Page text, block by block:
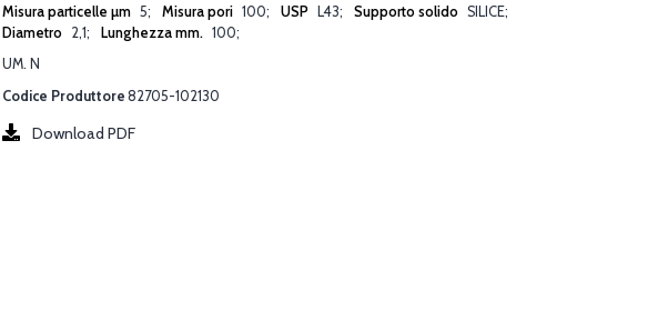
Misura particelle µm 5 Misura pori 100 USP L43 Supporto solido SILICE
Diametro 2,1 Lunghezza mm. 100
UM. N
Download PDF
Codice Produttore 82705-102130